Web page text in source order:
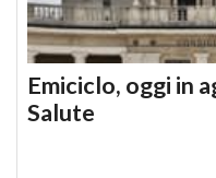
Emiciclo, oggi in
Salute